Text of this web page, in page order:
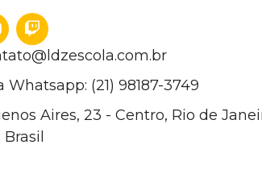
(21) 98187-3749
Aires, 23 - Centro, Rio de